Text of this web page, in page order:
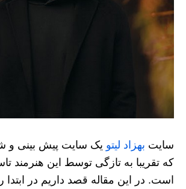
سایت بهزاد لیتو یک سایت پیش بینی
که تقریبا به تازگی توسط این هنرمند
است. در این مقاله قصد داریم در ابتدا